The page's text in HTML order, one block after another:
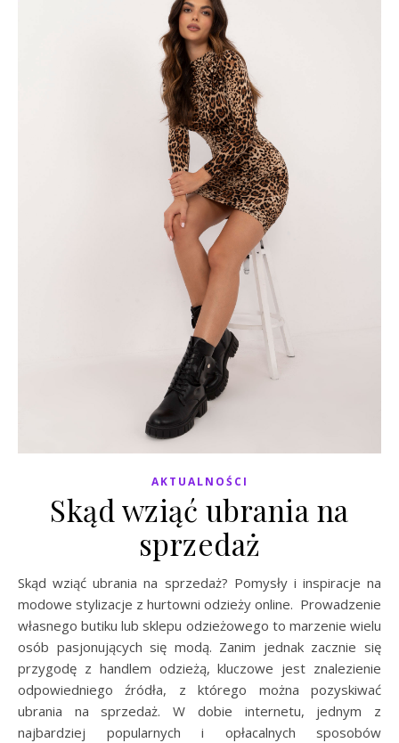
AKTUALNOŚCI
Skąd wziąć ubrania na
sprzedaż
Skąd wziąć ubrania na sprzedaż? Pomysły i inspiracje na
modowe stylizacje z hurtowni odzieży online. Prowadzenie
własnego butiku lub sklepu odzieżowego to marzenie wielu
osób pasjonujących się modą. Zanim jednak zacznie się
przygodę z handlem odzieżą, kluczowe jest znalezienie
odpowiedniego źródła, z którego można pozyskiwać
ubrania na sprzedaż. W dobie internetu, jednym z
najbardziej popularnych i opłacalnych sposobów